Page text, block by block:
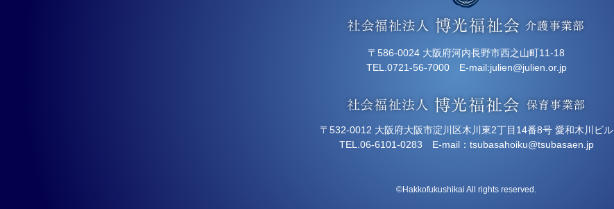
〒586-0024 大阪府河内長野市西之山町11-18
TEL.0721-56-7000 E-mail:julien@julien.or.jp
〒532-0012 大阪府大阪市淀川区木川東2丁目14番8号 愛和木川ビル
TEL.06-6101-0283 E-mail： tsubasahoiku@tsubasaen.jp
©Hakkofukushikai All rights reserved.